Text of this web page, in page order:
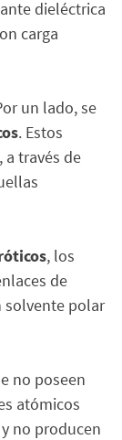
dieléctrica
carga
un lado, se
. Estos
través de
, los
de
solvente polar
no poseen
atómicos
no producen